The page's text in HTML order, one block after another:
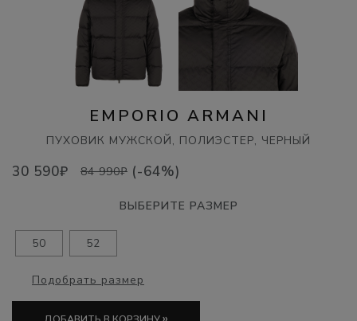
EMPORIO ARMANI
ПУХОВИК МУЖСКОЙ, ПОЛИЭСТЕР, ЧЕРНЫЙ
30 590₽ 84 990₽ (-64%)
ВЫБЕРИТЕ РАЗМЕР
50 52
Подобрать размер